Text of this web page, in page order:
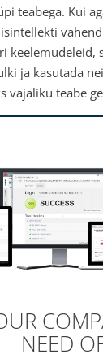
teabega. Kui
keelemudeleid,
ja kasutada
vajaliku teabe
NEED